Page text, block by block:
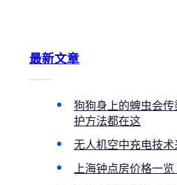
最新文章
狗狗身上的蜱虫会
护方法都在这
无人机空中充电技
上海钟点房价格一